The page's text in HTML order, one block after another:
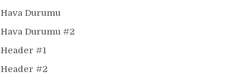
Hava Durumu
Hava Durumu #2
Header #1
Header #2